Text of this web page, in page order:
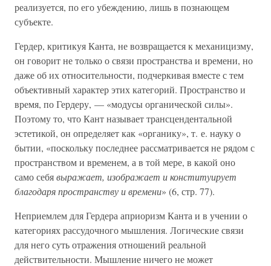
реализуется, по его убеждению, лишь в познающем
субъекте.
Гердер, критикуя Канта, не возвращается к механицизму,
он говорит не только о связи пространства и времени, но
даже об их относительности, подчеркивая вместе с тем
объективный характер этих категорий. Пространство и
время, по Гердеру, — «модусы органической силы».
Поэтому то, что Кант называет трансцендентальной
эстетикой, он определяет как «органику», т. е. науку о
бытии, «поскольку последнее рассматривается не рядом с
пространством и временем, а в той мере, в какой оно
само себявыражает, изображает и конституирует
благодаря пространству и времени» (6, стр. 77).
Неприемлем для Гердера априоризм Канта и в учении о
категориях рассудочного мышления. Логические связи
для него суть отражения отношений реальной
действительности. Мышление ничего не может